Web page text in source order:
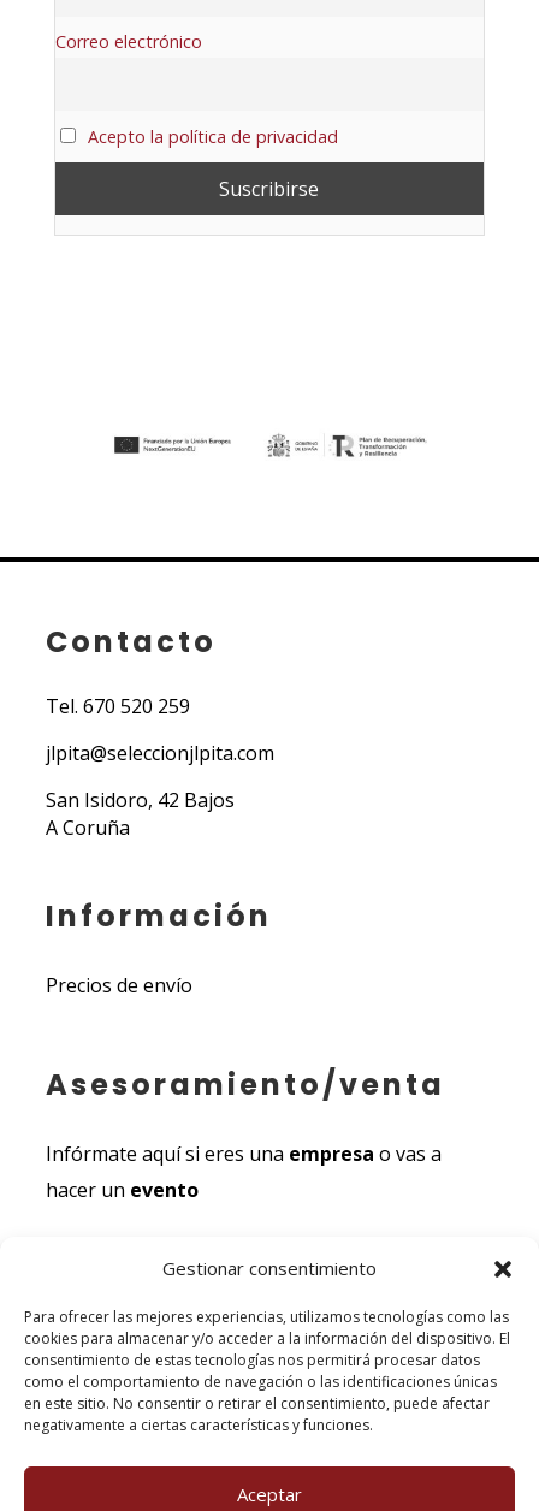
Gestionar consentimiento
Para ofrecer las mejores experiencias, utilizamos tecnologías como las
cookies para almacenar y/o acceder a la información del dispositivo. El
consentimiento de estas tecnologías nos permitirá procesar datos
como el comportamiento de navegación o las identificaciones únicas
en este sitio. No consentir o retirar el consentimiento, puede afectar
negativamente a ciertas características y funciones.
Aceptar
Correo electrónico
Acepto la política de privacidad
Contacto
Tel. 670 520 259
jlpita@seleccionjlpita.com
San Isidoro, 42 Bajos
A Coruña
Información
Precios de envío
Asesoramiento/venta
Infórmate aquí si eres una empresa o vas a
hacer un evento
Aviso Legal
Política de Cookies
Política de Privacidad
Condiciones de la venta